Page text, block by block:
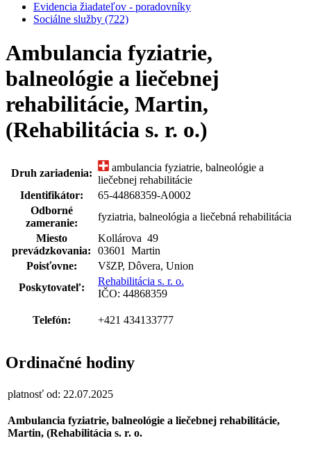
Evidencia žiadateľov - poradovníky
Sociálne služby (722)
Ambulancia fyziatrie,
balneológie a liečebnej
rehabilitácie, Martin,
(Rehabilitácia s. r. o.)
Druh zariadenia:
ambulancia fyziatrie, balneológie a
liečebnej rehabilitácie
Identifikátor:
65-44868359-A0002
Odborné
zameranie:
fyziatria, balneológia a liečebná rehabilitácia
Miesto
prevádzkovania:
Kollárova 49
03601 Martin
Poisťovne:
VšZP, Dôvera, Union
Poskytovateľ:
Rehabilitácia s. r. o.
IČO: 44868359
Telefón: +421 434133777
Ordinačné hodiny
platnosť od: 22.07.2025
Ambulancia fyziatrie, balneológie a liečebnej rehabilitácie,
Martin, (Rehabilitácia s. r. o.